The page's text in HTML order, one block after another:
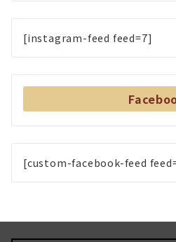
[instagram-feed feed=7]
[custom-facebook-feed